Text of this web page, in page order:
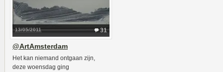
31
13/05/2011
@ArtAmsterdam
Het kan niemand ontgaan zijn,
deze woensdag ging